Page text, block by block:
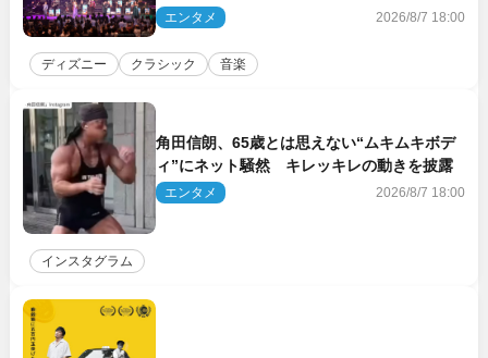
ト＆クルーズ旅を大満喫！【潜入レポート】
エンタメ 2026/8/7 18:00
ディズニー クラシック 音楽
角田信朗、65歳とは思えない“ムキムキボデ
ィ”にネット騒然 キレッキレの動きを披露
エンタメ 2026/8/7 18:00
インスタグラム